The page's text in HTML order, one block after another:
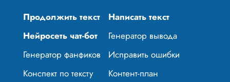
Продолжить текст
Написать текст
Нейросеть чат-бот
Генератор вывода
Генератор фанфиков
Исправить ошибки
Конспект по тексту
Контент-план